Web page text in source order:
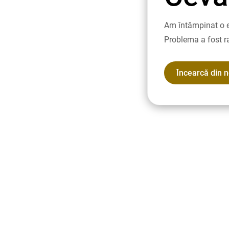
Am întâmpinat o
Problema a fost
Încearcă din